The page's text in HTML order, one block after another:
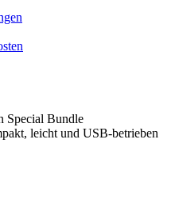
Special Bundle
leicht und USB-betrieben